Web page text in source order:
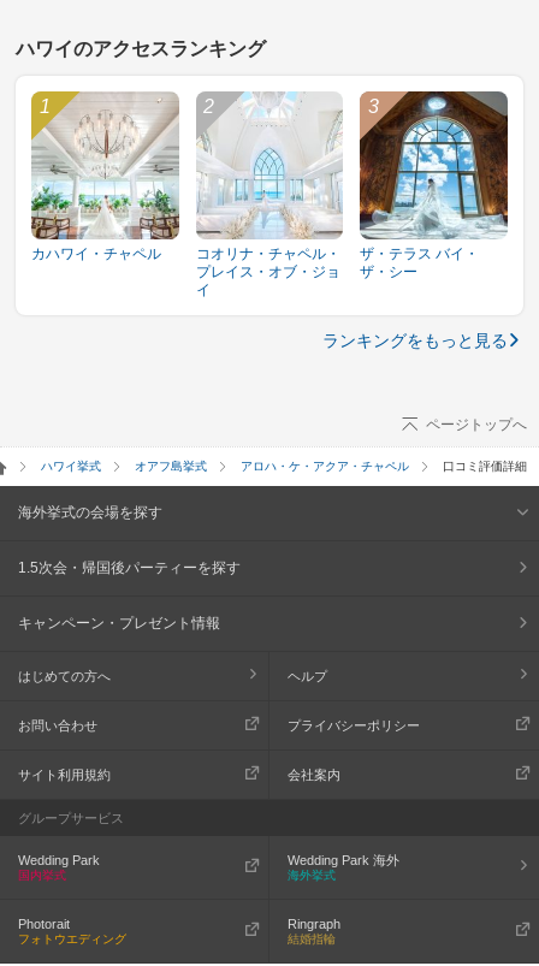
ハワイのアクセスランキング
カハワイ・チャペル
コオリナ・チャペル・
プレイス・オブ・ジョ
イ
ザ・テラス バイ・
ザ・シー
ランキングをもっと見る
ページトップへ
ハワイ挙式 オアフ島挙式 アロハ・ケ・アクア・チャペル 口コミ評価詳細
海外挙式の会場を探す
1.5次会・帰国後パーティーを探す
キャンペーン・プレゼント情報
はじめての方へ ヘルプ
お問い合わせ プライバシーポリシー
サイト利用規約 会社案内
グループサービス
Wedding Park
国内挙式
Wedding Park 海外
海外挙式
Photorait
フォトウエディング
Ringraph
結婚指輪